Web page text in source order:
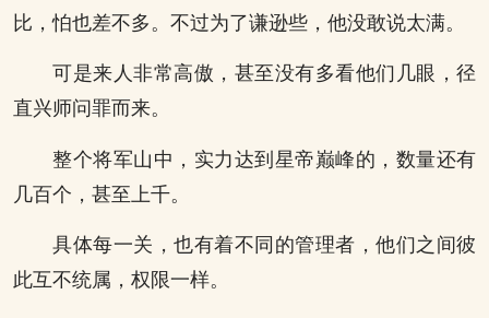
比，怕也差不多。不过为了谦逊些，他没敢说太满。
可是来人非常高傲，甚至没有多看他们几眼，径
直兴师问罪而来。
整个将军山中，实力达到星帝巅峰的，数量还有
几百个，甚至上千。
具体每一关，也有着不同的管理者，他们之间彼
此互不统属，权限一样。